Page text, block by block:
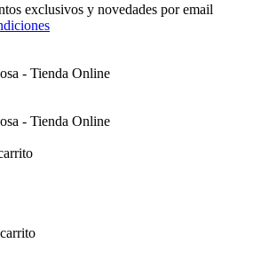
exclusivos y novedades por email